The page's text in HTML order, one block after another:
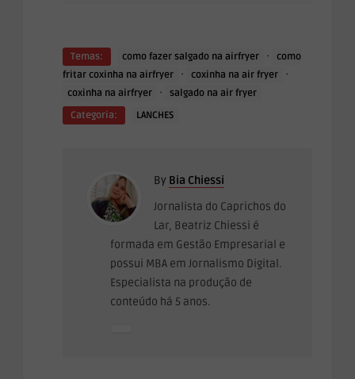
Temas: como fazer salgado na airfryer ·
como
fritar coxinha na airfryer
· coxinha na air fryer ·
coxinha na airfryer ·
salgado na air fryer
Categoria:
LANCHES
By Bia Chiessi
Jornalista do Caprichos do
Lar, Beatriz Chiessi é
formada em Gestão Empresarial e
possui MBA em Jornalismo Digital.
Especialista na produção de
conteúdo há 5 anos.